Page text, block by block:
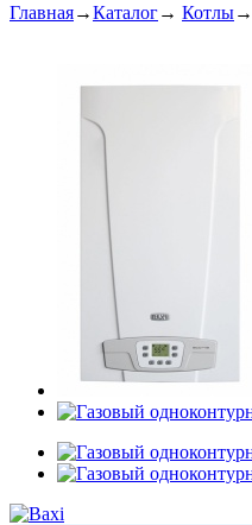
Главная→Каталог→ Котлы→